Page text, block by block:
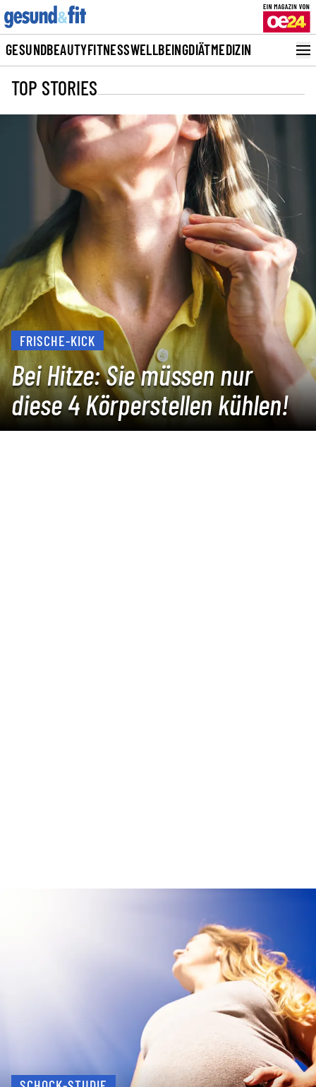
GESUNDBEAUTYFITNESSWELLBEINGDIÄTMEDIZIN
TOP STORIES
FRISCHE-KICK
Bei Hitze: Sie müssen nur
diese 4 Körperstellen kühlen!